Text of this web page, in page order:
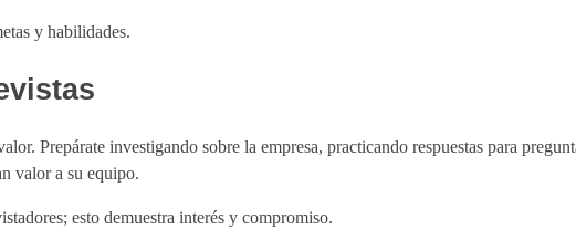
y habilidades.
Prepárate investigando sobre la empresa, practicando respuestas para
valor a su equipo.
esto demuestra interés y compromiso.